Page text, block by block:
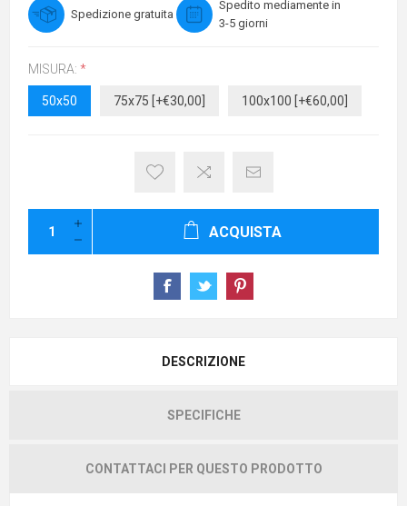
Spedizione gratuita
Spedito mediamente in
3-5 giorni
MISURA: *
50x50 75x75 [+€30,00] 100x100 [+€60,00]
ACQUISTA
DESCRIZIONE
SPECIFICHE
CONTATTACI PER QUESTO PRODOTTO